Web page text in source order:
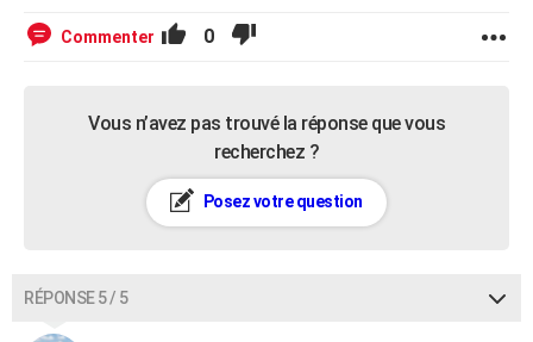
Commenter 0
Vous n’avez pas trouvé la réponse que vous
recherchez ?
Posez votre question
RÉPONSE 5 / 5